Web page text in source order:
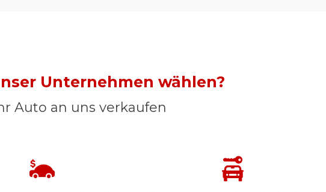
Unternehmen wählen?
Auto an uns verkaufen